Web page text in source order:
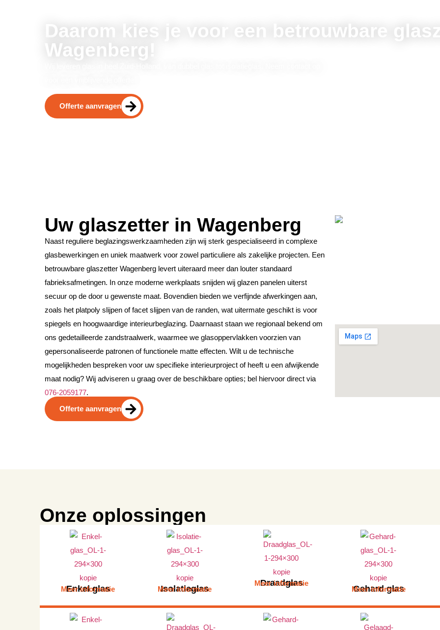
Daarom kies je voor een betrouwbare
Wagenberg!
Offerte aanvragen
Uw glaszetter in Wagenberg
Naast reguliere beglazingswerkzaamheden zijn wij sterk gespecialiseerd in complexe
glasbewerkingen en uniek maatwerk voor zowel particuliere als zakelijke projecten. Een
betrouwbare glaszetter Wagenberg levert uiteraard meer dan louter standaard
fabrieksafmetingen. In onze moderne werkplaats snijden wij glazen panelen uiterst
secuur op de door u gewenste maat. Bovendien bieden we verfijnde afwerkingen aan,
zoals het platpoly slijpen of facet slijpen van de randen, wat uitermate geschikt is voor
spiegels en hoogwaardige interieurbeglazing. Daarnaast staan we regionaal bekend om
ons gedetailleerde zandstraalwerk, waarmee we glasoppervlakken voorzien van
gepersonaliseerde patronen of functionele matte effecten. Wilt u de technische
mogelijkheden bespreken voor uw specifieke interieurproject of heeft u een afwijkende
maat nodig? Wij adviseren u graag over de beschikbare opties; bel hiervoor direct via
076-2059177.
Offerte aanvragen
Onze oplossingen
Enkel glas
Meer informatie Isolatieglas
Meer informatie
Draadglas
Meer informatie
Gehard glas
Meer informatie